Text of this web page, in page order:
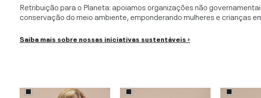
Retribuição para o Planeta: apoiamos organizações não
conservação do meio ambiente, emponderando mulheres e crianças
Saiba mais sobre nossas iniciativas sustentáveis ›